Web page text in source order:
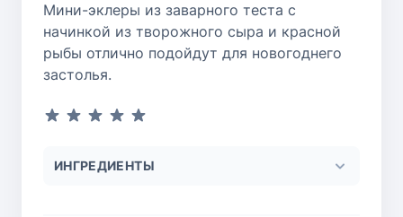
Мини-эклеры из заварного теста с
начинкой из творожного сыра и красной
рыбы отлично подойдут для новогоднего
застолья.
ИНГРЕДИЕНТЫ